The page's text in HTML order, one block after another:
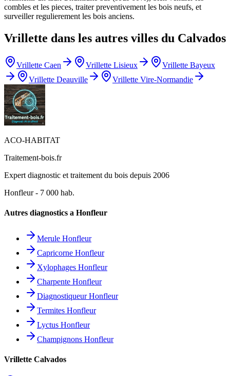
combles et les pieces, traiter preventivement les bois neufs, et
surveiller regulierement les bois anciens.
Vrillette dans les autres villes du Calvados
Vrillette Caen Vrillette Lisieux Vrillette Bayeux
Vrillette Deauville Vrillette Vire-Normandie
ACO-HABITAT
Traitement-bois.fr
Expert diagnostic et traitement du bois depuis 2006
Honfleur- 7 000 hab.
Autres diagnostics a Honfleur
Merule Honfleur
Capricorne Honfleur
Xylophages Honfleur
Charpente Honfleur
Diagnostiqueur Honfleur
Termites Honfleur
Lyctus Honfleur
Champignons Honfleur
Vrillette Calvados